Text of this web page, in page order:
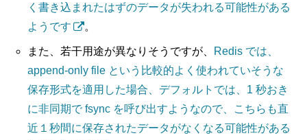
く書き込まれたはずのデータが失われる可能性がある
ようです
。
また、若干用途が異なりそうですが、
Redis では、
append-only file という比較的よく使われていそうな
保存形式を適用した場合、デフォルトでは、1 秒おき
に非同期で fsync を呼び出すようなので、こちらも直
近１秒間に保存されたデータがなくなる可能性がある